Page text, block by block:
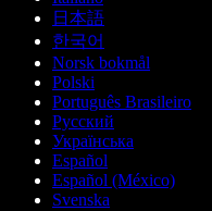
日本語
한국어
Norsk bokmål
Polski
Português Brasileiro
Русский
Українська
Español
Español (México)
Svenska